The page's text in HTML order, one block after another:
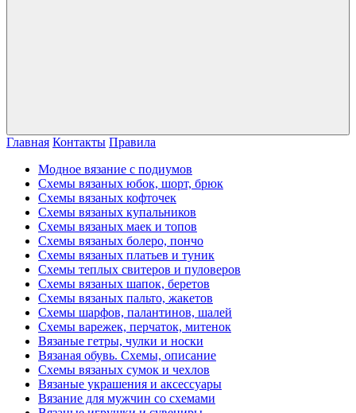
Главная Контакты Правила
Модное вязание с подиумов
Схемы вязаных юбок, шорт, брюк
Схемы вязаных кофточек
Схемы вязаных купальников
Схемы вязаных маек и топов
Схемы вязаных болеро, пончо
Схемы вязаных платьев и туник
Схемы теплых свитеров и пуловеров
Схемы вязаных шапок, беретов
Схемы вязаных пальто, жакетов
Схемы шарфов, палантинов, шалей
Схемы варежек, перчаток, митенок
Вязаные гетры, чулки и носки
Вязаная обувь. Схемы, описание
Схемы вязаных сумок и чехлов
Вязаные украшения и аксессуары
Вязание для мужчин со схемами